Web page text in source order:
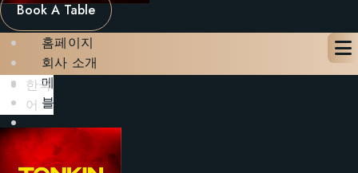
Book A Table
홈페이지
회사 소개
메뉴
블로그
문의하기
테이블 예약하기
한국
어